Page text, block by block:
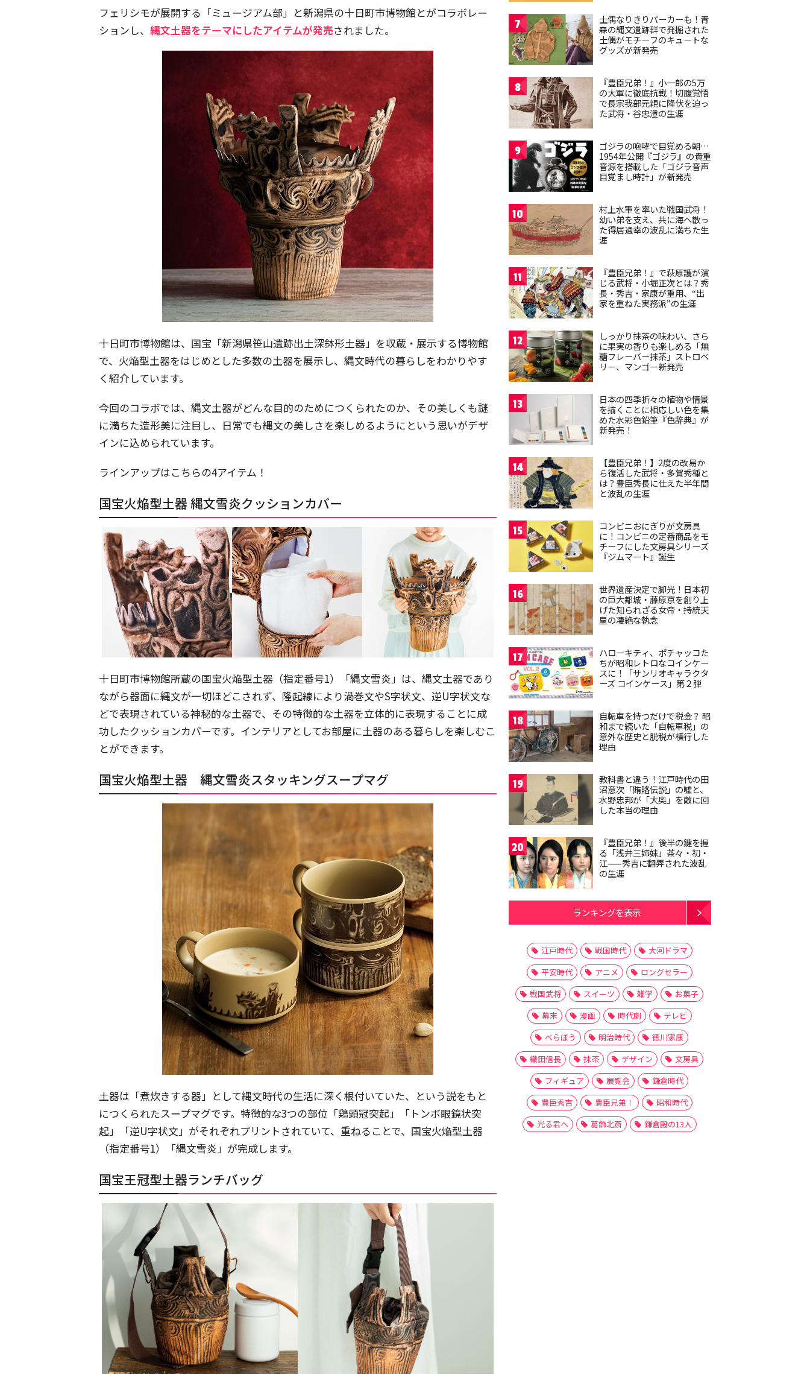
フェリシモが展開する「ミュージアム部」と新潟県の十日町市博物館とがコラボレー
ションし、 縄文土器をテーマにしたアイテムが発売されました。
十日町市博物館は、国宝「新潟県笹山遺跡出土深鉢形土器」を収蔵・展示する博物館
で、火焔型土器をはじめとした多数の土器を展示し、縄文時代の暮らしをわかりやす
く紹介しています。
今回のコラボでは、縄文土器がどんな目的のためにつくられたのか、その美しくも謎
に満ちた造形美に注目し、日常でも縄文の美しさを楽しめるようにという思いがデザ
インに込められています。
ラインアップはこちらの4アイテム！
国宝火焔型土器 縄文雪炎クッションカバー
十日町市博物館所蔵の国宝火焔型土器（指定番号1）「縄文雪炎」は、縄文土器であり
ながら器面に縄文が一切ほどこされず、隆起線により渦巻文やS字状文、逆U字状文な
どで表現されている神秘的な土器で、その特徴的な土器を立体的に表現することに成
功したクッションカバーです。インテリアとしてお部屋に土器のある暮らしを楽しむこ
とができます。
国宝火焔型土器 縄文雪炎スタッキングスープマグ
土器は「煮炊きする器」として縄文時代の生活に深く根付いていた、という説をもと
につくられたスープマグです。特徴的な3つの部位「鶏頭冠突起」「トンボ眼鏡状突
起」「逆U字状文」がそれぞれプリントされていて、重ねることで、国宝火焔型土器
（指定番号1）「縄文雪炎」が完成します。
国宝王冠型土器ランチバッグ
7
土偶なりきりパーカーも！青
森の縄文遺跡群で発掘された
土偶がモチーフのキュートな
グッズが新発売
8
『豊臣兄弟！』小一郎の5万
の大軍に徹底抗戦！切腹覚悟
で長宗我部元親に降伏を迫っ
た武将・谷忠澄の生涯
9
ゴジラの咆哮で目覚める朝…
1954年公開『ゴジラ』の貴重
音源を搭載した「ゴジラ音声
目覚まし時計」が新発売
10
村上水軍を率いた戦国武将！
幼い弟を支え、共に海へ散っ
た得居通幸の波乱に満ちた生
涯
11
『豊臣兄弟！』で萩原護が演
じる武将・小堀正次とは？秀
長・秀吉・家康が重用、“出
家を重ねた実務派”の生涯
12
しっかり抹茶の味わい、さら
に果実の香りも楽しめる「無
糖フレーバー抹茶」ストロベ
リー、マンゴー新発売
13
日本の四季折々の植物や情景
を描くことに相応しい色を集
めた水彩色鉛筆『色辞典』が
新発売！
14
【豊臣兄弟！】2度の改易か
ら復活した武将・多賀秀種と
は？豊臣秀長に仕えた半年間
と波乱の生涯
15
コンビニおにぎりが文房具
に！コンビニの定番商品をモ
チーフにした文房具シリーズ
『ジムマート』誕生
16
世界遺産決定で脚光！日本初
の巨大都城・藤原京を創り上
げた知られざる女帝・持統天
皇の凄絶な執念
17
ハローキティ、ポチャッコた
ちが昭和レトロなコインケー
スに！「サンリオキャラクタ
ーズ コインケース」第２弾
18
自転車を持つだけで税金？ 昭
和まで続いた「自転車税」の
意外な歴史と脱税が横行した
理由
19
教科書と違う！江戸時代の田
沼意次「賄賂伝説」の嘘と、
水野忠邦が「大奥」を敵に回
した本当の理由
20
『豊臣兄弟！』後半の鍵を握
る「浅井三姉妹」茶々・初・
江——秀吉に翻弄された波乱
の生涯
ランキングを表示
江戸時代 戦国時代
大河ドラマ
平安時代
アニメ
ロングセラー
戦国武将
スイーツ 雑学
お菓子
幕末
漫画 時代劇
テレビ
べらぼう
明治時代
徳川家康
織田信長
抹茶 デザイン
文房具
フィギュア
展覧会
鎌倉時代
豊臣秀吉
豊臣兄弟！
昭和時代
光る君へ
葛飾北斎 鎌倉殿の13人